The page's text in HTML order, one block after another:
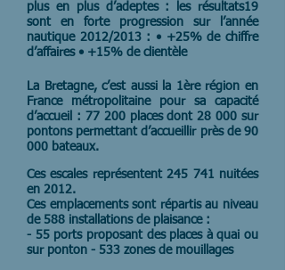
plus en plus d’adeptes : les résultats19
sont en forte progression sur l’année
nautique 2012/2013 : • +25% de chiffre
d’affaires • +15% de clientèle
La Bretagne, c’est aussi la 1ère région en
France métropolitaine pour sa capacité
d’accueil : 77 200 places dont 28 000 sur
pontons permettant d’accueillir près de 90
000 bateaux.
Ces escales représentent 245 741 nuitées
en 2012.
Ces emplacements sont répartis au niveau
de 588 installations de plaisance :
- 55 ports proposant des places à quai ou
sur ponton - 533 zones de mouillages